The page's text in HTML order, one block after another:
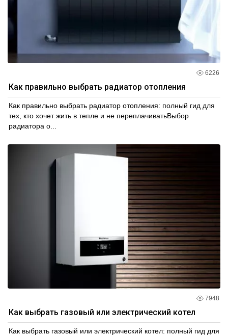
6226
Как правильно выбрать радиатор отопления
Как правильно выбрать радиатор отопления: полный гид для
тех, кто хочет жить в тепле и не переплачиватьВыбор
радиатора о...
7948
Как выбрать газовый или электрический котел
Как выбрать газовый или электрический котел: полный гид для